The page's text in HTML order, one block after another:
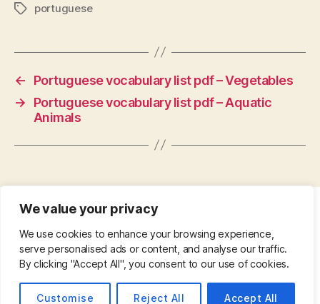
We value your privacy
We use cookies to enhance your browsing experience,
serve personalised ads or content, and analyse our traffic.
By clicking "Accept All", you consent to our use of cookies.
Customise Reject All Accept All
Tagsportuguese
←
Portuguese vocabulary list pdf – Vegetables
→
Portuguese vocabulary list pdf – Aquatic
Animals
CONTACT •ABOUT•PRIVACY POLICY
COPYRIGHT •PINTEREST
© 2026